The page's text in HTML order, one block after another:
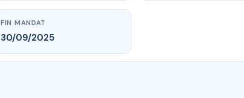
FIN MANDAT
30/09/2025